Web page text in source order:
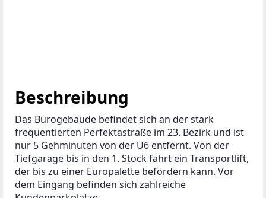
Beschreibung
Das Bürogebäude befindet sich an der stark
frequentierten Perfektastraße im 23. Bezirk und ist
nur 5 Gehminuten von der U6 entfernt. Von der
Tiefgarage bis in den 1. Stock fährt ein Transportlift,
der bis zu einer Europalette befördern kann. Vor
dem Eingang befinden sich zahlreiche